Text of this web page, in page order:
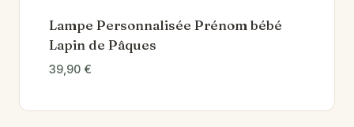
Lampe Personnalisée Prénom bébé
Lapin de Pâques
39,90 €